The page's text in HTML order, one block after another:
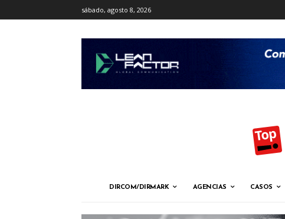
sábado, agosto 8, 2026
DIRCOM/DIRMARK AGENCIAS CASOS